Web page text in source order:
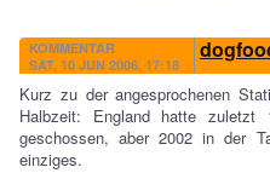
KOMMENTAR
SAT, 10 JUN 2006, 17:18
Kurz zu der angesprochenen
Halbzeit: England hatte
geschossen, aber 2002 in der
einziges.